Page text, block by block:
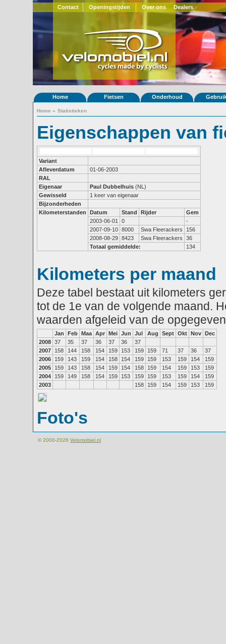
Contact Openingstijden Over ons Dealers
Home Fietsen Onderhoud
Home » Statistieken
Eigenschappen van
Variant
Afleverdatum
01-06-2003
RAL
Eigenaar
Paul Dubbelhuis (NL)
Gewisseld
1 keer van eigenaar
Bijzonderheden
Kilometerstanden
Datum Stand Rijder
Gem
2003-06-01
0
-
2007-09-10 8000 Swa Fleerackers
156
2008-08-29 8423 Swa Fleerackers
36
Totaal gemiddelde:
134
Kilometers per maand
Deze tabel bestaat uit kilometers
tot de 1e van de volgende maand.
waarden afgeleid van de
Jan Feb Maa Apr Mei Jun Jul Aug Sept Okt Nov Dec
2008 37 35 37 36 37 36
37
2007
158 144 158 154 159 153 159 159 71 37 36
37
2006
159 143 159 154 158 154 159 159 153 159 154
159
2005
159 143 158 154 159 154 158 159 154 159 153
159
2004
159 149 158 154 159 153 159 159 153 159 154
159
2003
158 159 154 159 153 159
Foto's
© 2000-2026 Velomobiel.nl